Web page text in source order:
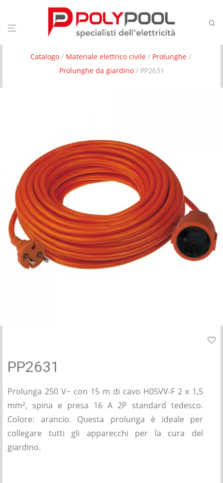
Catalogo/ Materiale elettrico civile/ Prolunghe/
Prolunghe da giardino/ PP2631
PP2631
Prolunga 250 V~ con 15 m di cavo H05VV-F 2 x 1,5
mm², spina e presa 16 A 2P standard tedesco.
Colore: arancio. Questa prolunga è ideale per
collegare tutti gli apparecchi per la cura del
giardino.